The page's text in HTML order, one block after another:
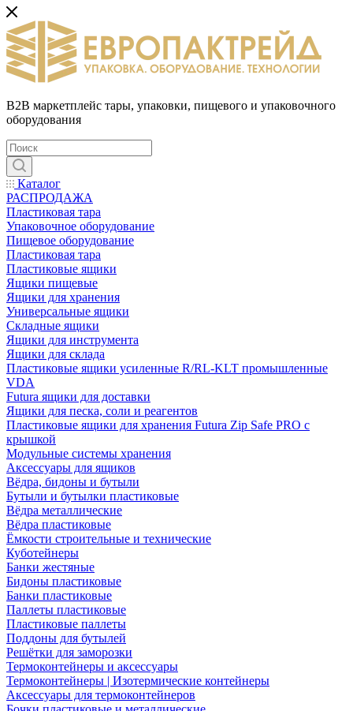
B2B маркетплейс тары, упаковки, пищевого и упаковочного
оборудования
Каталог
РАСПРОДАЖА
Пластиковая тара
Упаковочное оборудование
Пищевое оборудование
Пластиковая тара
Пластиковые ящики
Ящики пищевые
Ящики для хранения
Универсальные ящики
Складные ящики
Ящики для инструмента
Ящики для склада
Пластиковые ящики усиленные R/RL-KLT промышленные
VDA
Futura ящики для доставки
Ящики для песка, соли и реагентов
Пластиковые ящики для хранения Futura Zip Safe PRO с
крышкой
Модульные системы хранения
Аксессуары для ящиков
Вёдра, бидоны и бутыли
Бутыли и бутылки пластиковые
Вёдра металлические
Вёдра пластиковые
Ёмкости строительные и технические
Куботейнеры
Банки жестяные
Бидоны пластиковые
Банки пластиковые
Паллеты пластиковые
Пластиковые паллеты
Поддоны для бутылей
Решётки для заморозки
Термоконтейнеры и аксессуары
Термоконтейнеры | Изотермические контейнеры
Аксессуары для термоконтейнеров